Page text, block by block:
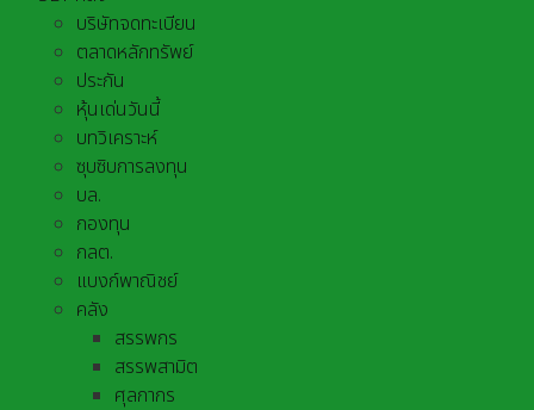
บริษัทจดทะเบียน
ตลาดหลักทรัพย์
ประกัน
หุ้นเด่นวันนี้
บทวิเคราะห์
ซุบซิบการลงทุน
บล.
กองทุน
กลต.
แบงก์พาณิชย์
คลัง
สรรพกร
สรรพสามิต
ศุลกากร